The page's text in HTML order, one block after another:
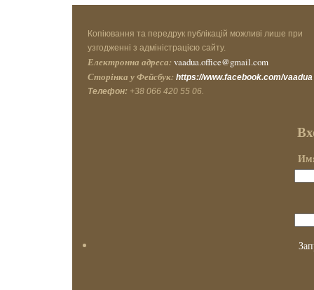
Копіювання та передрук публікацій можливі лише при
узгодженні з адміністрацією сайту.
Електронна адреса: vaadua.office@gmail.com
Сторінка у Фейсбук: https://www.facebook.com/vaadua
Телефон: +38 066 420 55 06.